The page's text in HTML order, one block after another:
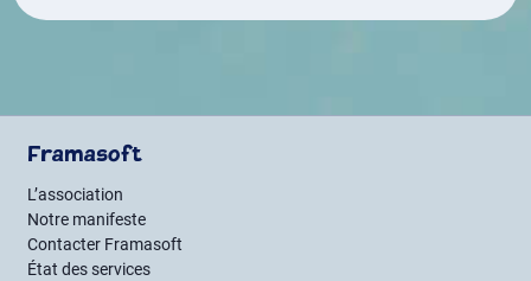
Framasoft
L’association
Notre manifeste
Contacter Framasoft
État des services